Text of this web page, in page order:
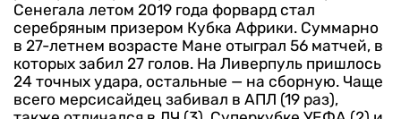
Сенегала летом 2019 года форвард стал
серебряным призером Кубка Африки. Суммарно
в 27-летнем возрасте Мане отыграл 56 матчей, в
которых забил 27 голов. На Ливерпуль пришлось
24 точных удара, остальные — на сборную. Чаще
всего мерсисайдец забивал в АПЛ (19 раз),